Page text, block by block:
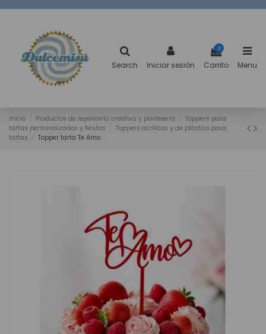
Search Iniciar sesión
0
Carrito Menu
Inicio Productos de repostería creativa y pastelería
Toppers para
tartas personalizados y fiestas
Toppers acrílicos y de plástico para
tartas
Topper tarta Te Amo